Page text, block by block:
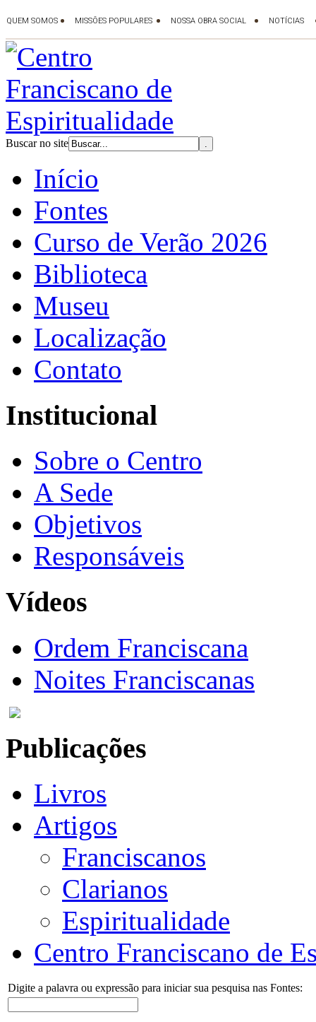
Buscar no site
Início
Fontes
Curso de Verão 2026
Biblioteca
Museu
Localização
Contato
Institucional
Sobre o Centro
A Sede
Objetivos
Responsáveis
Vídeos
Ordem Franciscana
Noites Franciscanas
Publicações
Livros
Artigos
Franciscanos
Clarianos
Espiritualidade
Centro Franciscano de
Digite a palavra ou expressão para iniciar sua pesquisa nas Fontes: